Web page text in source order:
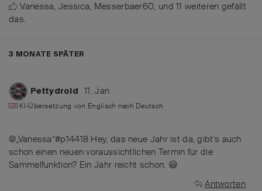
Vanessa,Jessica, Messerbaer60, und11 weiteren gefällt
das.
3 MONATE SPÄTER
Pettydroid 11. Jan
KI-Übersetzung von Englisch nach Deutsch
@„Vanessa“#p14418 Hey, das neue Jahr ist da, gibt's auch
schon einen neuen voraussichtlichen Termin für die
Sammelfunktion? Ein Jahr reicht schon. 😃
Antworten